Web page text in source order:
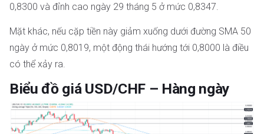
0,8300 và đỉnh cao ngày 29 tháng 5 ở mức 0,8347.
Mặt khác, nếu cặp tiền này giảm xuống dưới đường SMA 50
ngày ở mức 0,8019, một động thái hướng tới 0,8000 là điều
có thể xảy ra.
Biểu đồ giá USD/CHF – Hàng ngày